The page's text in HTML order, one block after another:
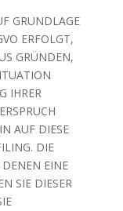
GRUNDLAGE
ERFOLGT,
GRÜNDEN,
IHRER
AUF DIESE
DIE
DENEN EINE
SIE DIESER